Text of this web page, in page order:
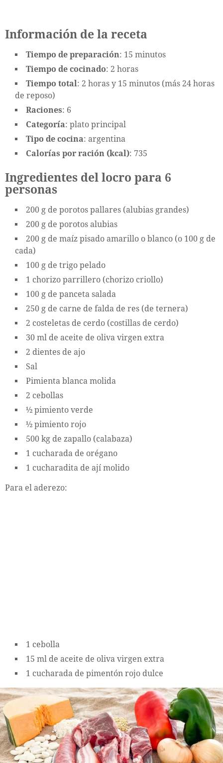
Información de la receta
Tiempo de preparación: 15 minutos
Tiempo de cocinado: 2 horas
Tiempo total : 2 horas y 15 minutos (más 24 horas
de reposo)
Raciones: 6
Categoría: plato principal
Tipo de cocina: argentina
Calorías por ración (kcal): 735
Ingredientes del locro para 6
personas
200 g de porotos pallares (alubias grandes)
200 g de porotos alubias
200 g de maíz pisado amarillo o blanco (o 100 g de
cada)
100 g de trigo pelado
1 chorizo parrillero (chorizo criollo)
100 g de panceta salada
250 g de carne de falda de res (de ternera)
2 costeletas de cerdo (costillas de cerdo)
30 ml de aceite de oliva virgen extra
2 dientes de ajo
Sal
Pimienta blanca molida
2 cebollas
½ pimiento verde
½ pimiento rojo
500 kg de zapallo (calabaza)
1 cucharada de orégano
1 cucharadita de ají molido
Para el aderezo:
1 cebolla
15 ml de aceite de oliva virgen extra
1 cucharada de pimentón rojo dulce